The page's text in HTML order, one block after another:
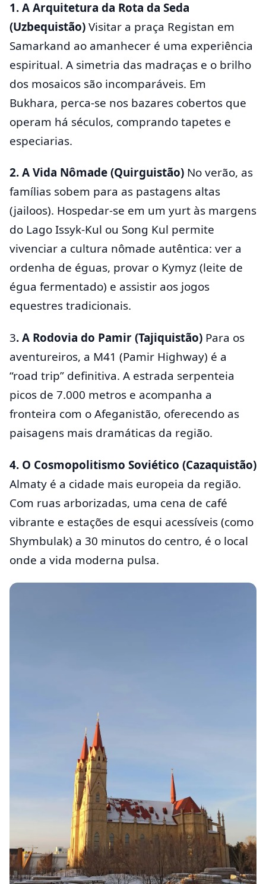
1. A Arquitetura da Rota da Seda
(Uzbequistão)Visitar a praça Registan em
Samarkand ao amanhecer é uma experiência
espiritual. A simetria das madraças e o brilho
dos mosaicos são incomparáveis. Em
Bukhara, perca-se nos bazares cobertos que
operam há séculos, comprando tapetes e
especiarias.
2. A Vida Nômade (Quirguistão) No verão, as
famílias sobem para as pastagens altas
(jailoos). Hospedar-se em um yurt às margens
do Lago Issyk-Kul ou Song Kul permite
vivenciar a cultura nômade autêntica: ver a
ordenha de éguas, provar o Kymyz (leite de
égua fermentado) e assistir aos jogos
equestres tradicionais.
3. A Rodovia do Pamir (Tajiquistão) Para os
aventureiros, a M41 (Pamir Highway) é a
“road trip” definitiva. A estrada serpenteia
picos de 7.000 metros e acompanha a
fronteira com o Afeganistão, oferecendo as
paisagens mais dramáticas da região.
4. O Cosmopolitismo Soviético (Cazaquistão)
Almaty é a cidade mais europeia da região.
Com ruas arborizadas, uma cena de café
vibrante e estações de esqui acessíveis (como
Shymbulak) a 30 minutos do centro, é o local
onde a vida moderna pulsa.